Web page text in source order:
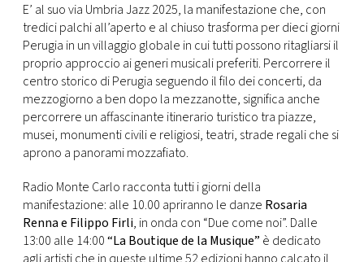
E’ al suo via Umbria Jazz 2025, la manifestazione che, con
tredici palchi all’aperto e al chiuso trasforma per dieci giorni
Perugia in un villaggio globale in cui tutti possono ritagliarsi il
proprio approccio ai generi musicali preferiti. Percorrere il
centro storico di Perugia seguendo il filo dei concerti, da
mezzogiorno a ben dopo la mezzanotte, significa anche
percorrere un affascinante itinerario turistico tra piazze,
musei, monumenti civili e religiosi, teatri, strade regali che si
aprono a panorami mozzafiato.
Radio Monte Carlo racconta tutti i giorni della
manifestazione: alle 10.00 apriranno le danze Rosaria
Renna e Filippo Firli, in onda con “Due come noi”. Dalle
13:00 alle 14:00“La Boutique de la Musique” è dedicato